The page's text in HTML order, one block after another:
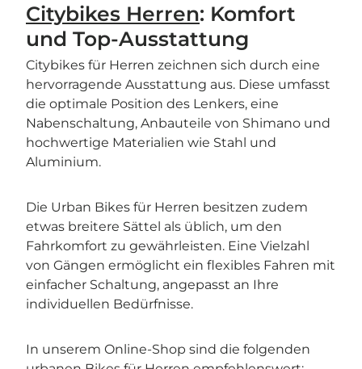
Citybikes Herren: Komfort
und Top-Ausstattung
Citybikes für Herren zeichnen sich durch eine
hervorragende Ausstattung aus. Diese umfasst
die optimale Position des Lenkers, eine
Nabenschaltung, Anbauteile von Shimano und
hochwertige Materialien wie Stahl und
Aluminium.
Die Urban Bikes für Herren besitzen zudem
etwas breitere Sättel als üblich, um den
Fahrkomfort zu gewährleisten. Eine Vielzahl
von Gängen ermöglicht ein flexibles Fahren mit
einfacher Schaltung, angepasst an Ihre
individuellen Bedürfnisse.
In unserem Online-Shop sind die folgenden